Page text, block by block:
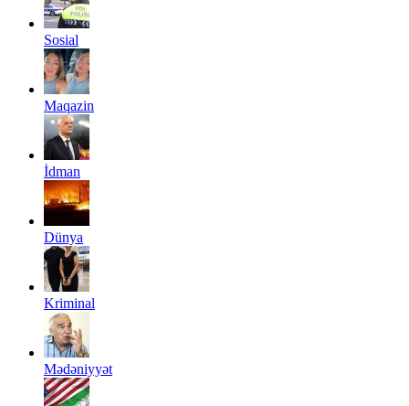
Sosial
Maqazin
İdman
Dünya
Kriminal
Mədəniyyət